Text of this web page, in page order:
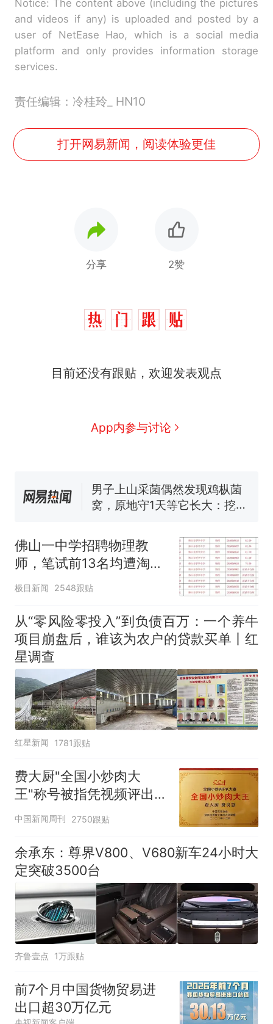
Notice: The content above (including the pictures
and videos if any) is uploaded and posted by a
user of NetEase Hao, which is a social media
platform and only provides information storage
services.
责任编辑：冷桂玲_ HN10
打开网易新闻，阅读体验更佳
分享 2赞
目前还没有跟贴，欢迎发表观点
App内参与讨论
人生
新 制裁瓜子饺子，美国怕什
么？
协会回应
男子上山采菌偶然发现鸡枞菌
窝，原地守1天等它长大：挖了
回大海 目击者直呼震惊 （视频
来源：参考消息）
笔试第一被第二名传话劝弃考
官方通报
那个在床头放菜刀的女孩，
人生
佛山一中学招聘物理教
师，笔试前13名均遭淘
汰？教育局：已叫停招
极目新闻 2548跟贴
从“零风险零投入”到负债百万：一个养牛
项目崩盘后，谁该为农户的贷款买单丨红
星调查
红星新闻 1781跟贴
费大厨"全国小炒肉大
王"称号被指凭视频评出
官方回应
中国新闻周刊 2750跟贴
余承东：尊界V800、V680新车24小时大
定突破3500台
齐鲁壹点 1万跟贴
前7个月中国货物贸易进
出口超30万亿元